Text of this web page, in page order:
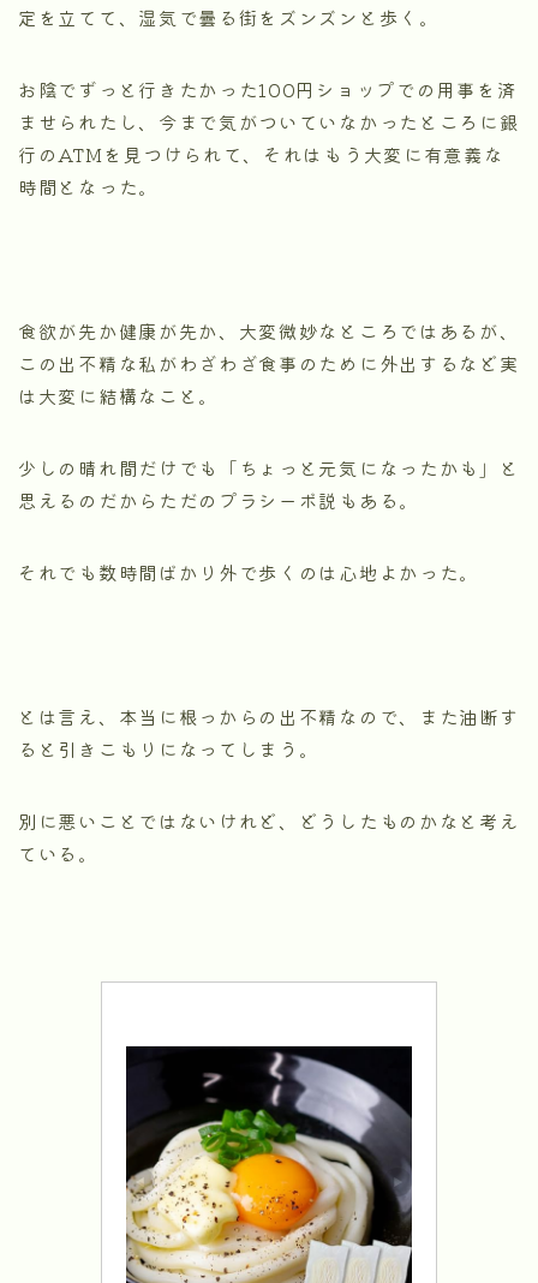
定を立てて、湿気で曇る街をズンズンと歩く。
お陰でずっと行きたかった100円ショップでの用事を済
ませられたし、今まで気がついていなかったところに銀
行のATMを見つけられて、それはもう大変に有意義な
時間となった。
食欲が先か健康が先か、大変微妙なところではあるが、
この出不精な私がわざわざ食事のために外出するなど実
は大変に結構なこと。
少しの晴れ間だけでも「ちょっと元気になったかも」と
思えるのだからただのプラシーボ説もある。
それでも数時間ばかり外で歩くのは心地よかった。
とは言え、本当に根っからの出不精なので、また油断す
ると引きこもりになってしまう。
別に悪いことではないけれど、どうしたものかなと考え
ている。